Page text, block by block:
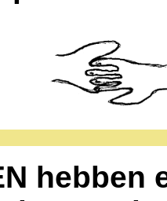
hebben